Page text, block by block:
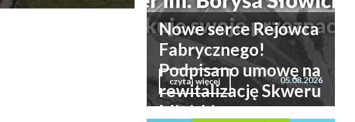
Nowe serce Rejowca
Fabrycznego!
Podpisano umowę na
rewitalizację Skweru
Miejskiego
czytaj więcej 05.08.2026